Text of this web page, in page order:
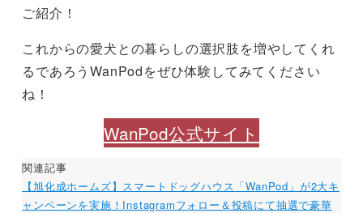
ご紹介！
これからの愛犬との暮らしの選択肢を増やしてくれ
るであろうWanPodをぜひ体験してみてください
ね！
WanPod公式サイト
関連記事
【旭化成ホームズ】スマートドッグハウス「WanPod」が2大キ
ャンペーンを実施！Instagramフォロー＆投稿にて抽選で豪華